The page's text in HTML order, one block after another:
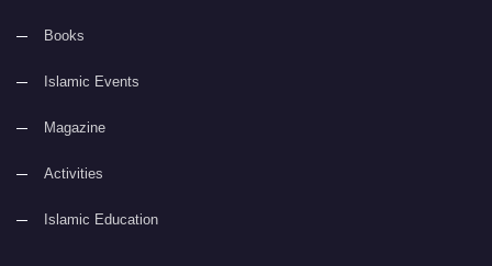
Books
Islamic Events
Magazine
Activities
Islamic Education